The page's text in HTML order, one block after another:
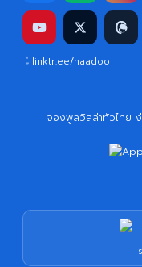
linktr.ee/haadoo
จองพูลวิลล่าทั่วไทย